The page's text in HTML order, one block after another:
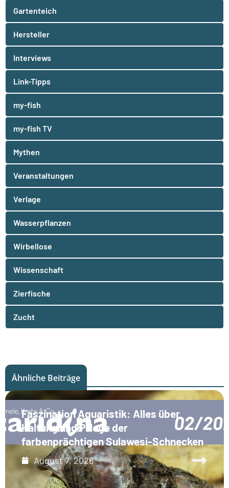
Gartenteich
Hersteller
Interviews
Link-Tipps
my-fish
my-fish TV
Mythen
Veranstaltungen
Verlage
Wasserpflanzen
Wirbellose
Wissenschaft
Zierfische
Zucht
Ähnliche Beiträge
Faszination Aquaristik: Alles über
Haltung und Pflege der
farbenprächtigen Sulawesi-Schnecken
August 7, 2026